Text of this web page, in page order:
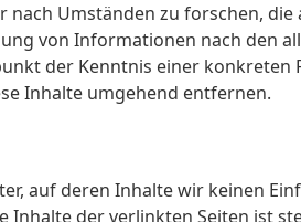
Umständen zu forschen,
von Informationen nach den
der Kenntnis einer
Inhalte umgehend entfernen.
auf deren Inhalte wir keinen
der verlinkten Seiten ist